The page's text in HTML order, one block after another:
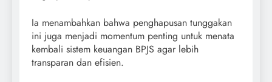
Ia menambahkan bahwa penghapusan tunggakan
ini juga menjadi momentum penting untuk menata
kembali sistem keuangan BPJS agar lebih
transparan dan efisien.